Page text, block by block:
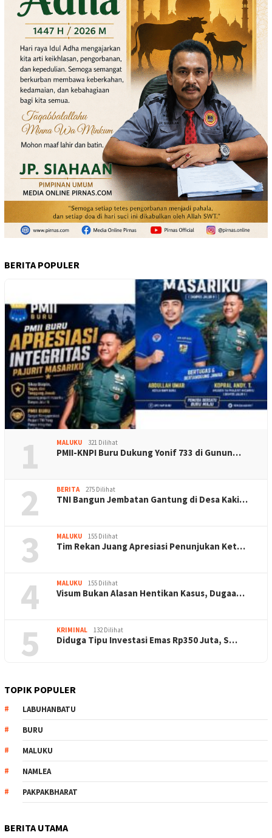
BERITA POPULER
1 MALUKU 321 Dilihat
PMII-KNPI Buru Dukung Yonif 733 di Gunun…
2 BERITA 275 Dilihat
TNI Bangun Jembatan Gantung di Desa Kaki…
3 MALUKU 155 Dilihat
Tim Rekan Juang Apresiasi Penunjukan Ket…
4 MALUKU 155 Dilihat
Visum Bukan Alasan Hentikan Kasus, Dugaa…
5 KRIMINAL 132 Dilihat
Diduga Tipu Investasi Emas Rp350 Juta, S…
TOPIK POPULER
LABUHANBATU
BURU
MALUKU
NAMLEA
PAKPAKBHARAT
BERITA UTAMA